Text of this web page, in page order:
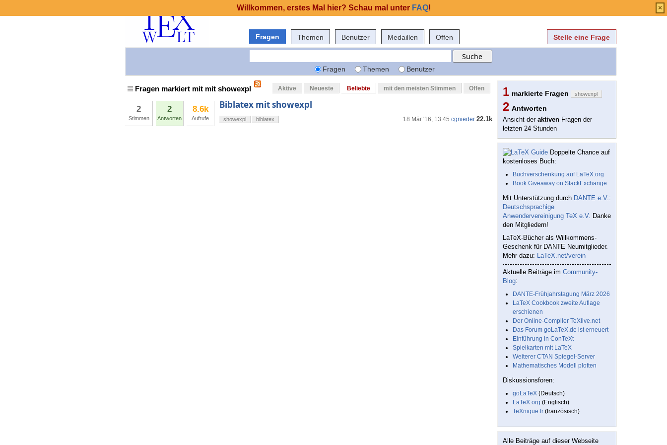
Fragen Themen Benutzer Medaillen Offen Stelle eine Frage
Fragen Themen Benutzer
Fragen markiert mit mit showexpl Aktive Neueste Beliebte mit den meisten Stimmen Offen
2
Stimmen
2
Antworten
8.6k
Aufrufe
Biblatex mit showexpl
18 Mär '16, 13:45 cgnieder 22.1k
showexpl biblatex
1 markierte Fragen showexpl
2 Antworten
Ansicht der aktiven Fragen der
letzten 24 Stunden
Doppelte Chance auf
kostenloses Buch:
Buchverschenkung auf LaTeX.org
Book Giveaway on StackExchange
Mit Unterstützung durch DANTE e.V.:
Deutschsprachige
Anwendervereinigung TeX e.V. Danke
den Mitgliedern!
LaTeX-Bücher als Willkommens-
Geschenk für DANTE Neumitglieder.
Mehr dazu: LaTeX.net/verein
Aktuelle Beiträge im Community-
Blog:
DANTE-Frühjahrstagung März 2026
LaTeX Cookbook zweite Auflage
erschienen
Der Online-Compiler TeXlive.net
Das Forum goLaTeX.de ist erneuert
Einführung in ConTeXt
Spielkarten mit LaTeX
Weiterer CTAN Spiegel-Server
Mathematisches Modell plotten
Diskussionsforen:
goLaTeX (Deutsch)
LaTeX.org (Englisch)
TeXnique.fr (französisch)
Alle Beiträge auf dieser Webseite
Willkommen, erstes Mal hier? Schau mal unter FAQ! ×